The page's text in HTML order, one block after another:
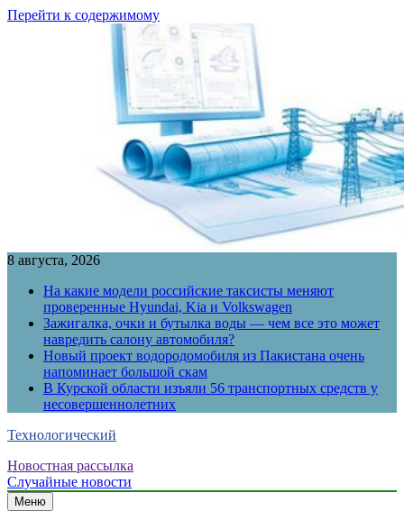
Перейти к содержимому
8 августа, 2026
На какие модели российские таксисты меняют
проверенные Hyundai, Kia и Volkswagen
Зажигалка, очки и бутылка воды — чем все это может
навредить салону автомобиля?
Новый проект водородомобиля из Пакистана очень
напоминает большой скам
В Курской области изъяли 56 транспортных средств у
несовершеннолетних
Технологический
Новостная рассылка
Случайные новости
Меню